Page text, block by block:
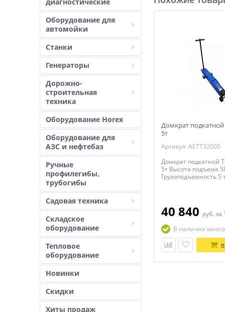
Оборудование для
автомойки
Станки
Генераторы
Дорожно-
строительная
техника
Оборудование Horex
Оборудование для
АЗС и нефтебаз
Ручные
профилегибы,
трубогибы
Садовая техника
Складское
оборудование
Тепловое
оборудование
Новинки
Скидки
Хиты продаж
Домкрат подкатной
5т
Артикул: AETT32005
Домкрат подкатной
5т Высота подъема
Грузоподъемность 5
40 840 руб. за
В наличии много